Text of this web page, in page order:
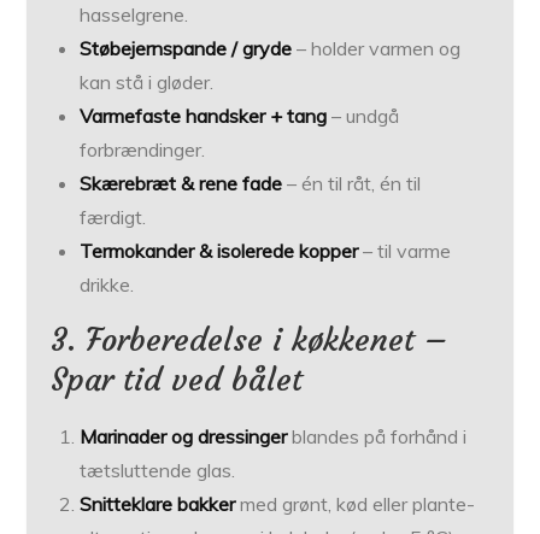
hasselgrene.
Støbejernspande / gryde – holder varmen og
kan stå i gløder.
Varmefaste handsker + tang – undgå
forbrændinger.
Skærebræt & rene fade – én til råt, én til
færdigt.
Termokander & isolerede kopper– til varme
drikke.
3. Forberedelse i køkkenet –
Spar tid ved bålet
Marinader og dressingerblandes på forhånd i
tætsluttende glas.
Snitteklare bakkermed grønt, kød eller plante­